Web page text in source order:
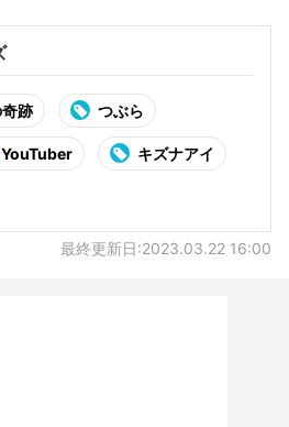
跡 つぶら
YouTuber キズナアイ
最終更新日:2023.03.22 16:00